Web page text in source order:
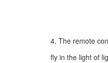
4. The remote
fly in the light of